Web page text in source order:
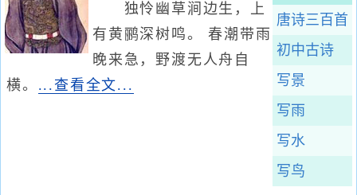
唐诗三百首
初中古诗
写景
写雨
写水
写鸟
独怜幽草涧边生，上
有黄鹂深树鸣。 春潮带雨
晚来急，野渡无人舟自
横。 ...查看全文...